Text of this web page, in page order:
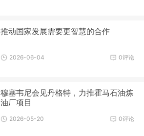
推动国家发展需要更智慧的合作
0评论
2026-06-04
穆塞韦尼会见丹格特，力推霍马石油炼
油厂项目
0评论
2026-05-20